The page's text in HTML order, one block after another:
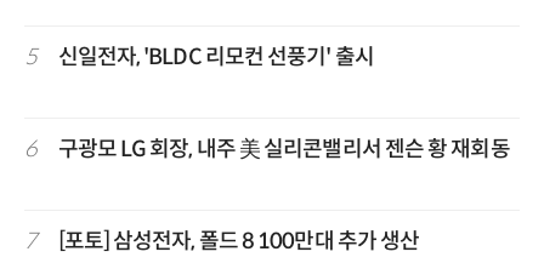
5 신일전자, 'BLDC 리모컨 선풍기' 출시
6 구광모 LG 회장, 내주 美 실리콘밸리서 젠슨 황 재회동
7 [포토] 삼성전자, 폴드 8 100만대 추가 생산